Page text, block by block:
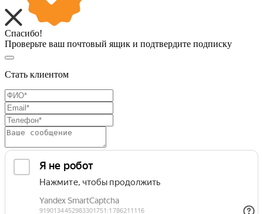
Спасибо!
Проверьте ваш почтовый ящик и подтвердите подписку
Стать клиентом